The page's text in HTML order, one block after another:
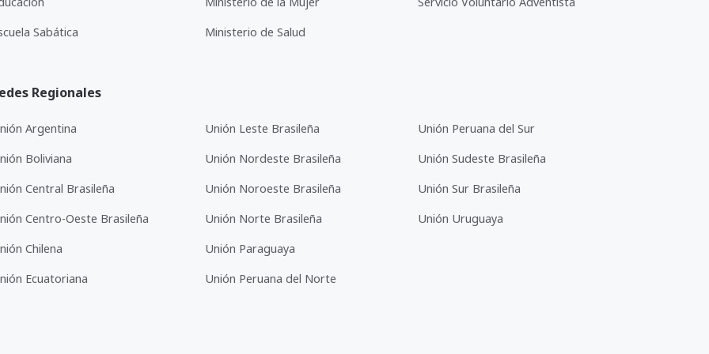
Sabática
Ministerio de Salud
Regionales
Argentina
Boliviana
Central Brasileña
Centro-Oeste Brasileña
Chilena
Ecuatoriana
Unión Leste Brasileña
Unión Nordeste Brasileña
Unión Noroeste Brasileña
Unión Norte Brasileña
Unión Paraguaya
Unión Peruana del Norte
Unión Peruana del Sur
Unión Sudeste Brasileña
Unión Sur Brasileña
Unión Uruguaya